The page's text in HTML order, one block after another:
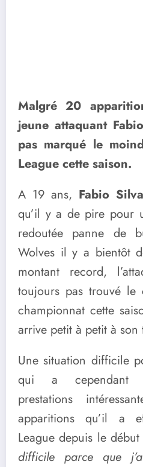
Malgré 20
jeune attaquant
pas marqué le
League cette saison.
A 19 ans, Fabio Silva
qu’il y a de pire pour
redoutée panne de
Wolves il y a bientôt
montant record,
toujours pas trouvé le
championnat cette
arrive petit à petit à son
Une situation difficile
qui a cependant
prestations
apparitions qu’il a
League depuis le début
difficile parce que